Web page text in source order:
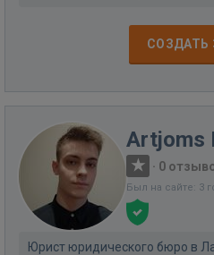
СОЗДАТЬ
Artjoms
· 0
Был на сайте: 3
Юрист юридического бюро в